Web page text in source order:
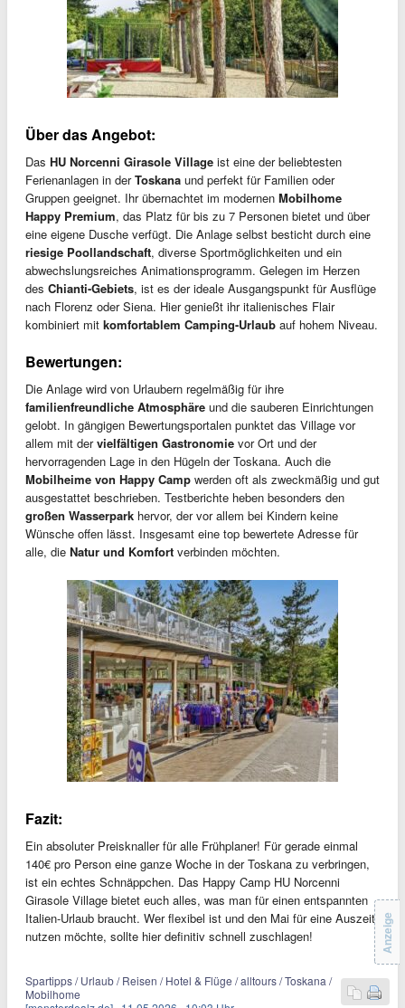
Über das Angebot:
Das HU Norcenni Girasole Village ist eine der beliebtesten
Ferienanlagen in derToskana und perfekt für Familien oder
Gruppen geeignet. Ihr übernachtet im modernen Mobilhome
Happy Premium, das Platz für bis zu 7 Personen bietet und über
eine eigene Dusche verfügt. Die Anlage selbst besticht durch eine
riesige Poollandschaft, diverse Sportmöglichkeiten und ein
abwechslungsreiches Animationsprogramm. Gelegen im Herzen
des Chianti-Gebiets, ist es der ideale Ausgangspunkt für Ausflüge
nach Florenz oder Siena. Hier genießt ihr italienisches Flair
kombiniert mit komfortablem Camping-Urlaub auf hohem Niveau.
Bewertungen:
Die Anlage wird von Urlaubern regelmäßig für ihre
familienfreundliche Atmosphäre und die sauberen Einrichtungen
gelobt. In gängigen Bewertungsportalen punktet das Village vor
allem mit dervielfältigen Gastronomie vor Ort und der
hervorragenden Lage in den Hügeln der Toskana. Auch die
Mobilheime von Happy Camp werden oft als zweckmäßig und gut
ausgestattet beschrieben. Testberichte heben besonders den
großen Wasserpark hervor, der vor allem bei Kindern keine
Wünsche offen lässt. Insgesamt eine top bewertete Adresse für
alle, die Natur und Komfort verbinden möchten.
Fazit:
Ein absoluter Preisknaller für alle Frühplaner! Für gerade einmal
140€ pro Person eine ganze Woche in der Toskana zu verbringen,
ist ein echtes Schnäppchen. Das Happy Camp HU Norcenni
Girasole Village bietet euch alles, was man für einen entspannten
Italien-Urlaub braucht. Wer flexibel ist und den Mai für eine Auszeit
nutzen möchte, sollte hier definitiv schnell zuschlagen!
Spartipps / Urlaub / Reisen / Hotel & Flüge / alltours / Toskana /
Mobilhome
Anzeige